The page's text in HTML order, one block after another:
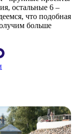
остальные 6 –
что подобная
больше